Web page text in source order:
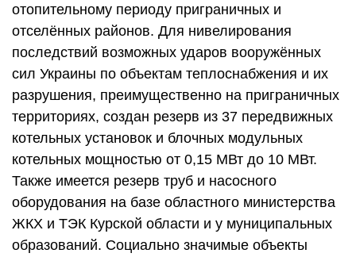
отопительному периоду приграничных и
отселённых районов. Для нивелирования
последствий возможных ударов вооружённых
сил Украины по объектам теплоснабжения и их
разрушения, преимущественно на приграничных
территориях, создан резерв из 37 передвижных
котельных установок и блочных модульных
котельных мощностью от 0,15 МВт до 10 МВт.
Также имеется резерв труб и насосного
оборудования на базе областного министерства
ЖКХ и ТЭК Курской области и у муниципальных
образований. Социально значимые объекты